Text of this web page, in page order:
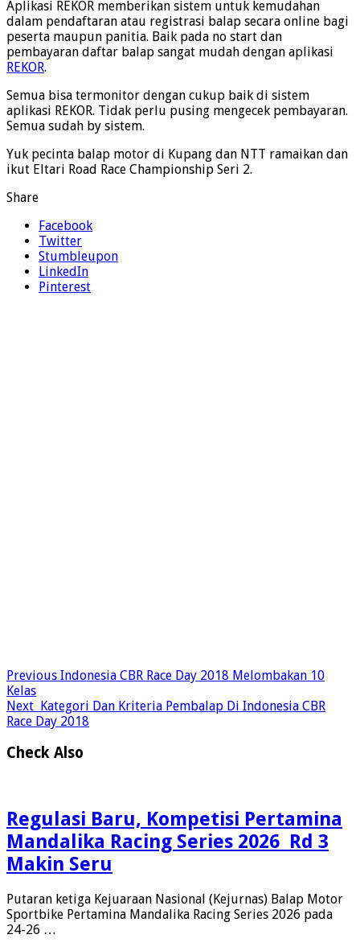
Aplikasi REKOR memberikan sistem untuk kemudahan
dalam pendaftaran atau registrasi balap secara online bagi
peserta maupun panitia. Baik pada no start dan
pembayaran daftar balap sangat mudah dengan aplikasi
REKOR.
Semua bisa termonitor dengan cukup baik di sistem
aplikasi REKOR. Tidak perlu pusing mengecek pembayaran.
Semua sudah by sistem.
Yuk pecinta balap motor di Kupang dan NTT ramaikan dan
ikut Eltari Road Race Championship Seri 2.
Share
Facebook
Twitter
Stumbleupon
LinkedIn
Pinterest
Previous Indonesia CBR Race Day 2018 Melombakan 10
Kelas
Next Kategori Dan Kriteria Pembalap Di Indonesia CBR
Race Day 2018
Check Also
Regulasi Baru, Kompetisi Pertamina
Mandalika Racing Series 2026 Rd 3
Makin Seru
Putaran ketiga Kejuaraan Nasional (Kejurnas) Balap Motor
Sportbike Pertamina Mandalika Racing Series 2026 pada
24-26 …